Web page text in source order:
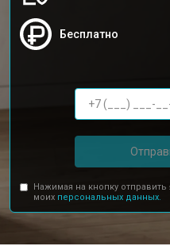
Бесплатно
Нажимая на кнопку
моих персональных данных.